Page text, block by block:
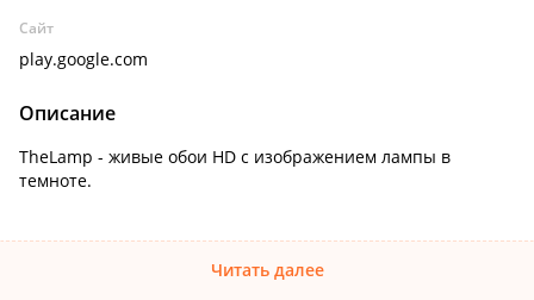
Сайт
play.google.com
Описание
TheLamp - живые обои HD с изображением лампы в
темноте.
Читать далее